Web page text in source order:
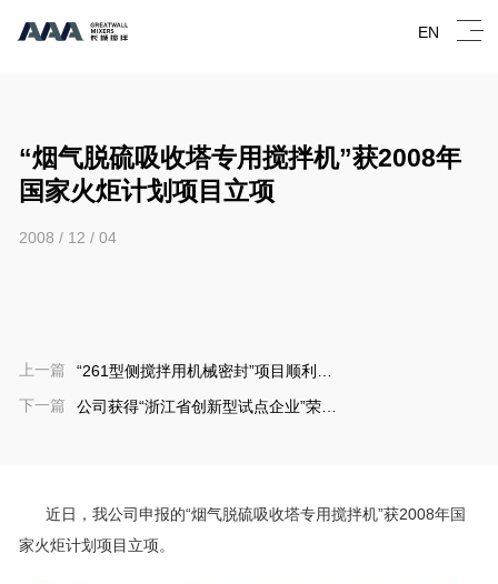
EN
“烟气脱硫吸收塔专用搅拌机”获2008年
国家火炬计划项目立项
2008 / 12 / 04
上一篇
“261型侧搅拌用机械密封”项目顺利通
下一篇
公司获得“浙江省创新型试点企业”荣誉
近日，我公司申报的“烟气脱硫吸收塔专用搅拌机”获2008年国
家火炬计划项目立项。